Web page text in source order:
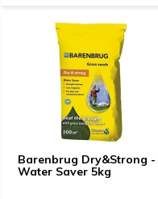
Barenbrug Dry&Strong -
Water Saver 5kg